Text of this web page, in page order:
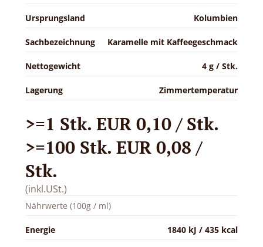
Ursprungsland Kolumbien
Sachbezeichnung Karamelle mit Kaffeegeschmack
Nettogewicht 4 g / Stk.
Lagerung Zimmertemperatur
>=1 Stk. EUR 0,10 / Stk.
>=100 Stk. EUR 0,08 /
Stk.
(inkl.USt.)
Nährwerte (100g / ml)
Energie 1840 kJ / 435 kcal